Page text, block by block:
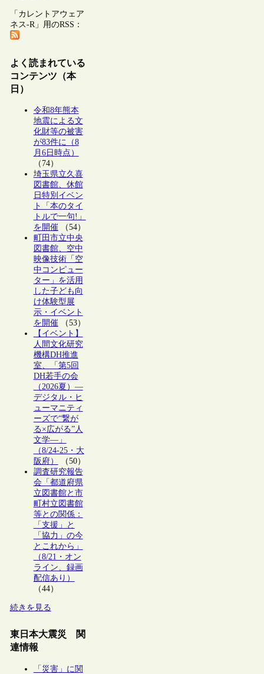
「カレントアウェア
ネス-R」用のRSS：
よく読まれている
コンテンツ（本
日）
令和8年熊本
地震による文
化財等の被害
が83件に（8
月6日時点）
（74）
埼玉県立久喜
図書館、休館
日特別イベン
ト「本のタイ
トルで一句!」
を開催（54）
町田市立中央
図書館、空中
映像技術「空
中コンピュー
ター」を活用
した子ども向
け体験型展
示・イベント
を開催（53）
【イベント】
人間文化研究
機構DH推進
室、「第5回
DH若手の会
（2026夏）―
デジタル・ヒ
ューマニティ
ーズで“繋が
る×広がる”人
文学―」
（8/24-25・大
阪府）
（50）
調査研究報告
会「都道府県
立図書館と市
町村立図書館
等との関係：
「支援」と
「協力」の今
とこれから」
（8/21・オン
ライン、録画
配信あり）
（44）
続きを見る
東日本大震災 関
連情報
「災害」に関